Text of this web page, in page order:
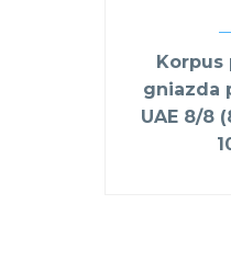
gniazda
UAE 8/8